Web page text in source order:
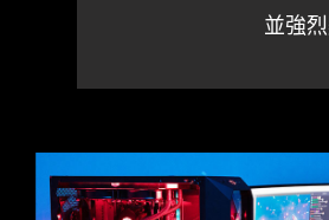
並強